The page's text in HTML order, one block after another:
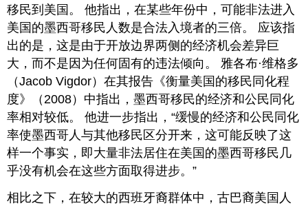
移民到美国。 他指出，在某些年份中，可能非法进入
美国的墨西哥移民人数是合法入境者的三倍。 应该指
出的是，这是由于开放边界两侧的经济机会差异巨
大，而不是因为任何固有的违法倾向。 雅各布·维格多
（Jacob Vigdor）在其报告《衡量美国的移民同化程
度》（2008）中指出，墨西哥移民的经济和公民同化
率相对较低。 他进一步指出，“缓慢的经济和公民同化
率使墨西哥人与其他移民区分开来，这可能反映了这
样一个事实，即大量非法居住在美国的墨西哥移民几
乎没有机会在这些方面取得进步。”
相比之下，在较大的西班牙裔群体中，古巴裔美国人